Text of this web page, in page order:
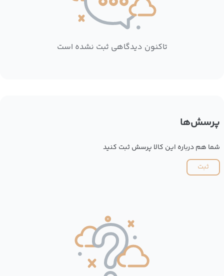
تاکنون دیدگاهی ثبت نشده است
پرسش‌ها
شما هم درباره این کالا پرسش ثبت کنید
ثبت